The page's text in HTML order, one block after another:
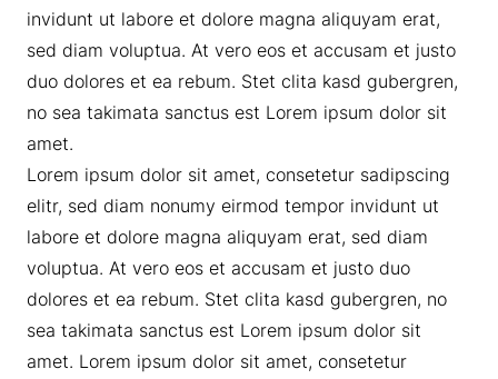
invidunt ut labore et dolore magna aliquyam erat,
sed diam voluptua. At vero eos et accusam et justo
duo dolores et ea rebum. Stet clita kasd gubergren,
no sea takimata sanctus est Lorem ipsum dolor sit
amet.
Lorem ipsum dolor sit amet, consetetur sadipscing
elitr, sed diam nonumy eirmod tempor invidunt ut
labore et dolore magna aliquyam erat, sed diam
voluptua. At vero eos et accusam et justo duo
dolores et ea rebum. Stet clita kasd gubergren, no
sea takimata sanctus est Lorem ipsum dolor sit
amet. Lorem ipsum dolor sit amet, consetetur